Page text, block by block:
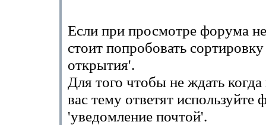
Если при просмотре форума
стоит попробовать
открытия'.
Для того чтобы не ждать
вас тему ответят используйте
'уведомление почтой'.